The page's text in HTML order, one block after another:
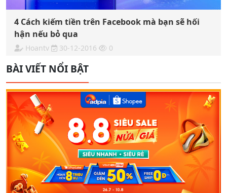
4 Cách kiếm tiền trên Facebook mà bạn sẽ hối
hận nếu bỏ qua
Hoantv 30-12-2016 0
BÀI VIẾT NỔI BẬT